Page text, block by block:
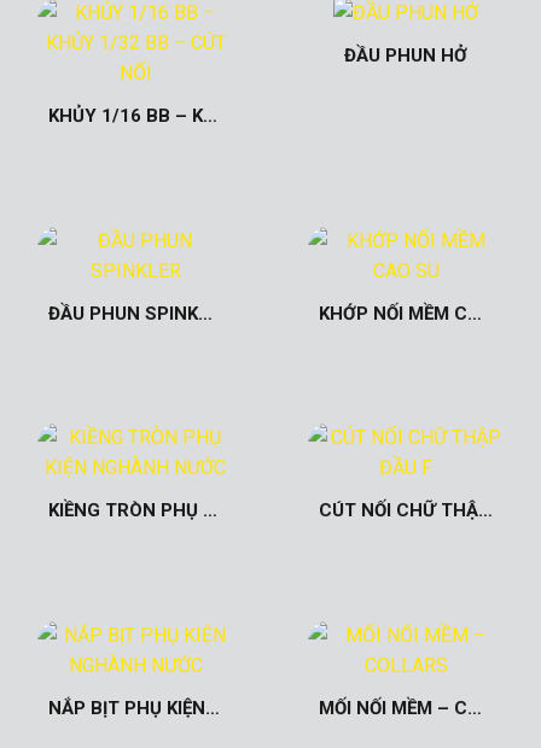
KHỦY 1/16 BB – KHỦY 1/32 BB – CÚT NỐI
ĐẦU PHUN HỞ
ĐẦU PHUN SPINKLER KHỚP NỐI MỀM CAO SU
KIỀNG TRÒN PHỤ KIỆN NGHÀNH NƯỚC CÚT NỐI CHỮ THẬP ĐẦU F
NẮP BỊT PHỤ KIỆN NGHÀNH NƯỚC MỐI NỐI MỀM – COLLARS